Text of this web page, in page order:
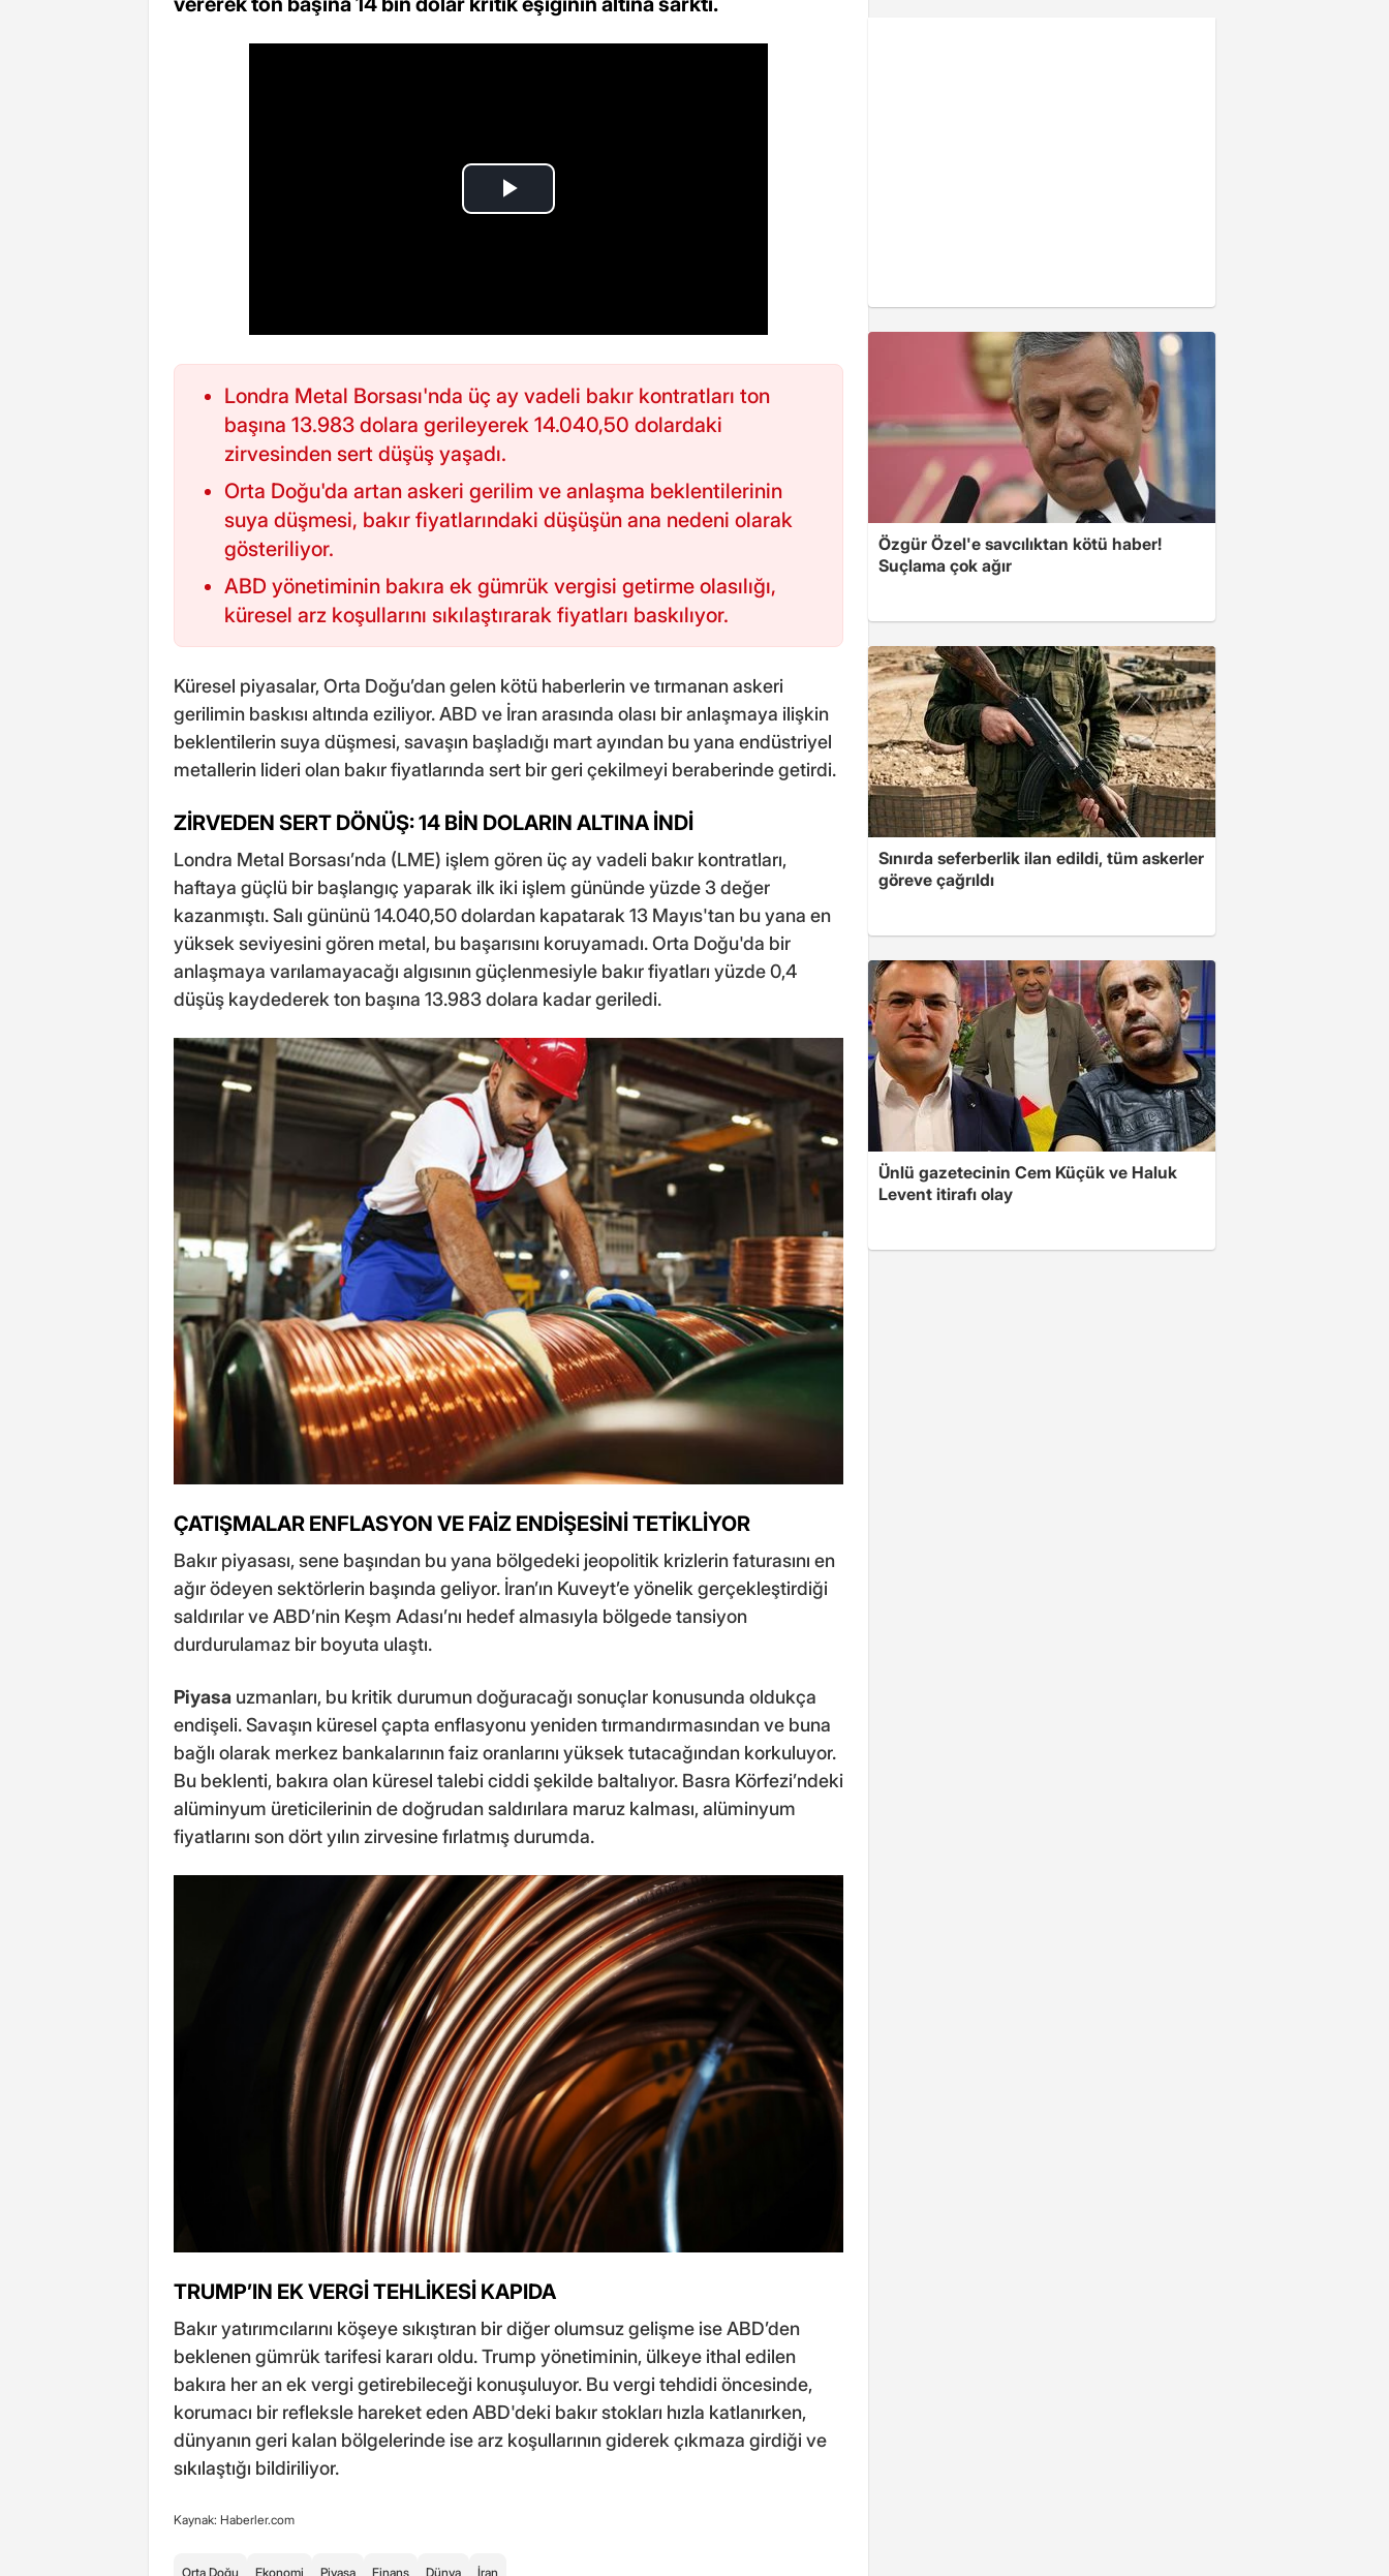
Londra Metal Borsası'nda üç ay vadeli bakır kontratları ton
başına 13.983 dolara gerileyerek 14.040,50 dolardaki
zirvesinden sert düşüş yaşadı.
Orta Doğu'da artan askeri gerilim ve anlaşma beklentilerinin
suya düşmesi, bakır fiyatlarındaki düşüşün ana nedeni olarak
gösteriliyor.
ABD yönetiminin bakıra ek gümrük vergisi getirme olasılığı,
küresel arz koşullarını sıkılaştırarak fiyatları baskılıyor.
Küresel piyasalar, Orta Doğu’dan gelen kötü haberlerin ve tırmanan askeri
gerilimin baskısı altında eziliyor. ABD ve İran arasında olası bir anlaşmaya ilişkin
beklentilerin suya düşmesi, savaşın başladığı mart ayından bu yana endüstriyel
metallerin lideri olan bakır fiyatlarında sert bir geri çekilmeyi beraberinde getirdi.
ZİRVEDEN SERT DÖNÜŞ: 14 BİN DOLARIN ALTINA İNDİ
Londra Metal Borsası’nda (LME) işlem gören üç ay vadeli bakır kontratları,
haftaya güçlü bir başlangıç yaparak ilk iki işlem gününde yüzde 3 değer
kazanmıştı. Salı gününü 14.040,50 dolardan kapatarak 13 Mayıs'tan bu yana en
yüksek seviyesini gören metal, bu başarısını koruyamadı. Orta Doğu'da bir
anlaşmaya varılamayacağı algısının güçlenmesiyle bakır fiyatları yüzde 0,4
düşüş kaydederek ton başına 13.983 dolara kadar geriledi.
ÇATIŞMALAR ENFLASYON VE FAİZ ENDİŞESİNİ TETİKLİYOR
Bakır piyasası, sene başından bu yana bölgedeki jeopolitik krizlerin faturasını en
ağır ödeyen sektörlerin başında geliyor. İran’ın Kuveyt’e yönelik gerçekleştirdiği
saldırılar ve ABD’nin Keşm Adası’nı hedef almasıyla bölgede tansiyon
durdurulamaz bir boyuta ulaştı.
Piyasa uzmanları, bu kritik durumun doğuracağı sonuçlar konusunda oldukça
endişeli. Savaşın küresel çapta enflasyonu yeniden tırmandırmasından ve buna
bağlı olarak merkez bankalarının faiz oranlarını yüksek tutacağından korkuluyor.
Bu beklenti, bakıra olan küresel talebi ciddi şekilde baltalıyor. Basra Körfezi’ndeki
alüminyum üreticilerinin de doğrudan saldırılara maruz kalması, alüminyum
fiyatlarını son dört yılın zirvesine fırlatmış durumda.
TRUMP’IN EK VERGİ TEHLİKESİ KAPIDA
Bakır yatırımcılarını köşeye sıkıştıran bir diğer olumsuz gelişme ise ABD’den
beklenen gümrük tarifesi kararı oldu. Trump yönetiminin, ülkeye ithal edilen
bakıra her an ek vergi getirebileceği konuşuluyor. Bu vergi tehdidi öncesinde,
korumacı bir refleksle hareket eden ABD'deki bakır stokları hızla katlanırken,
dünyanın geri kalan bölgelerinde ise arz koşullarının giderek çıkmaza girdiği ve
sıkılaştığı bildiriliyor.
Kaynak: Haberler.com
Orta Doğu Ekonomi Piyasa Finans Dünya İran
Özgür Özel'e savcılıktan kötü haber!
Suçlama çok ağır
Sınırda seferberlik ilan edildi, tüm askerler
göreve çağrıldı
Ünlü gazetecinin Cem Küçük ve Haluk
Levent itirafı olay